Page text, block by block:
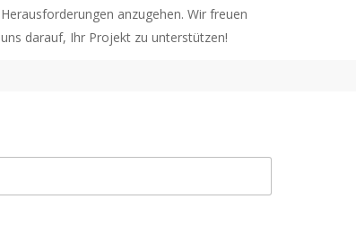
Herausforderungen anzugehen. Wir freuen
uns darauf, Ihr Projekt zu unterstützen!